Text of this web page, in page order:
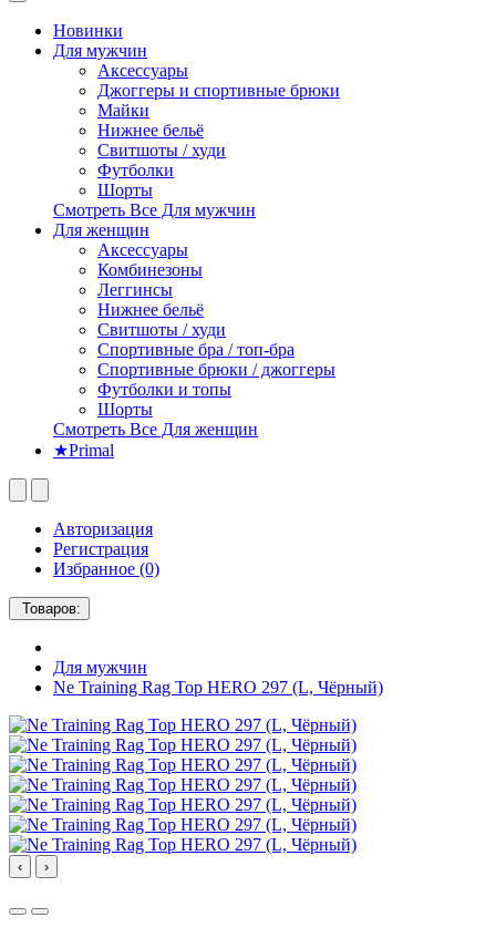
Новинки
Для мужчин
Аксессуары
Джоггеры и спортивные брюки
Майки
Нижнее бельё
Свитшоты / худи
Футболки
Шорты
Смотреть Все Для мужчин
Для женщин
Аксессуары
Комбинезоны
Леггинсы
Нижнее бельё
Свитшоты / худи
Спортивные бра / топ-бра
Спортивные брюки / джоггеры
Футболки и топы
Шорты
Смотреть Все Для женщин
★Primal
Авторизация
Регистрация
Избранное (0)
Товаров:
Для мужчин
Ne Training Rag Top HERO 297 (L, Чёрный)
‹ ›